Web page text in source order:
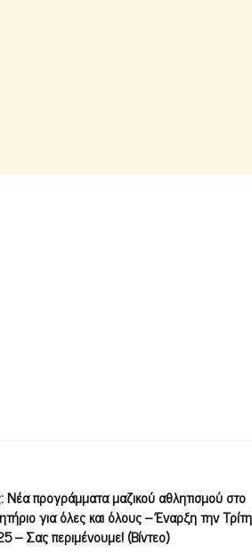
προγράμματα μαζικού αθλητισμού στο
για όλες και όλους – Έναρξη την
– Σας περιμένουμε! (Βίντεο)